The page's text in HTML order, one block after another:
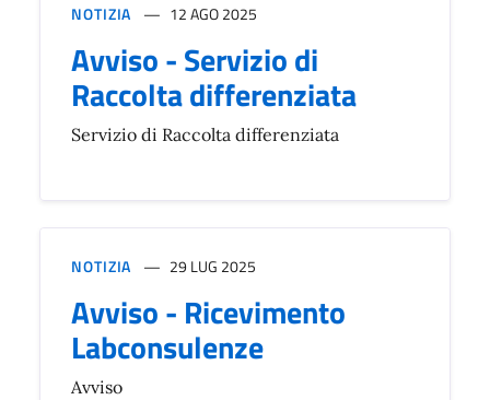
NOTIZIA 12 AGO 2025
Avviso - Servizio di
Raccolta differenziata
Servizio di Raccolta differenziata
NOTIZIA 29 LUG 2025
Avviso - Ricevimento
Labconsulenze
Avviso